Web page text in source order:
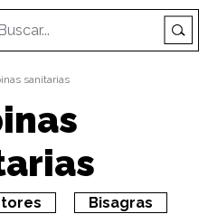
sanitarias
Bisagras